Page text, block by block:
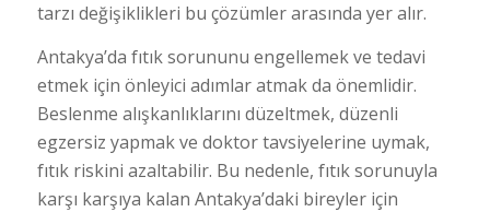
tarzı değişiklikleri bu çözümler arasında yer alır.
Antakya’da fıtık sorununu engellemek ve tedavi
etmek için önleyici adımlar atmak da önemlidir.
Beslenme alışkanlıklarını düzeltmek, düzenli
egzersiz yapmak ve doktor tavsiyelerine uymak,
fıtık riskini azaltabilir. Bu nedenle, fıtık sorunuyla
karşı karşıya kalan Antakya’daki bireyler için